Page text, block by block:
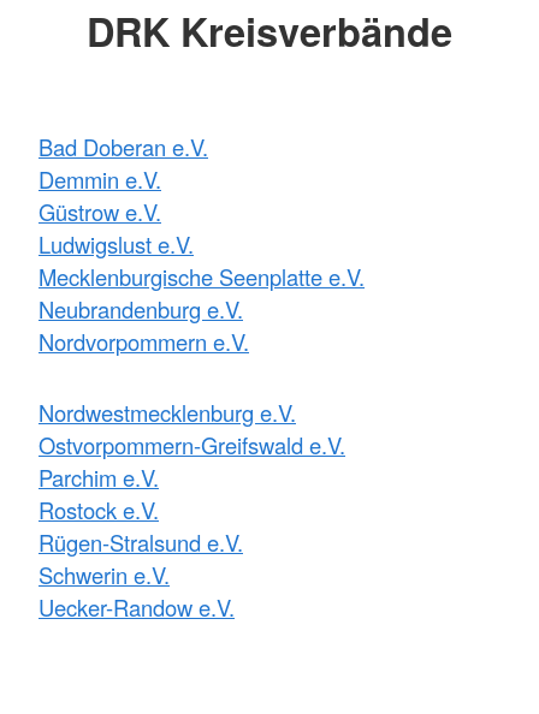
DRK Kreisverbände
Bad Doberan e.V.
Demmin e.V.
Güstrow e.V.
Ludwigslust e.V.
Mecklenburgische Seenplatte e.V.
Neubrandenburg e.V.
Nordvorpommern e.V.
Nordwestmecklenburg e.V.
Ostvorpommern-Greifswald e.V.
Parchim e.V.
Rostock e.V.
Rügen-Stralsund e.V.
Schwerin e.V.
Uecker-Randow e.V.